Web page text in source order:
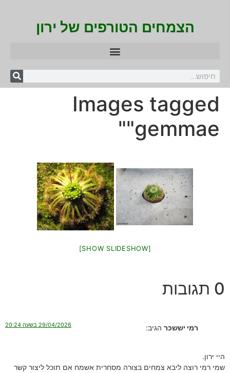
הצמחים הטורפים של ירון
Images tagged
"gemmae"
[SHOW SLIDESHOW]
0 תגובות
רמי יששכר הגיב: 29/04/2026 בשעה 20:24
היי ירון.
שמי רמי רוצה ליבא צמחים בצורה מסחרית אשמח אם תוכל ליצור קשר